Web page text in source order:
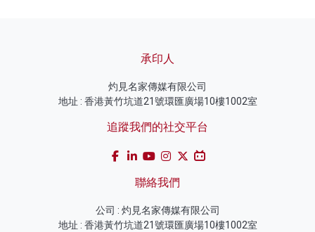
承印人
灼見名家傳媒有限公司
地址 : 香港黃竹坑道21號環匯廣場10樓1002室
追蹤我們的社交平台
聯絡我們
公司 : 灼見名家傳媒有限公司
地址 : 香港黃竹坑道21號環匯廣場10樓1002室